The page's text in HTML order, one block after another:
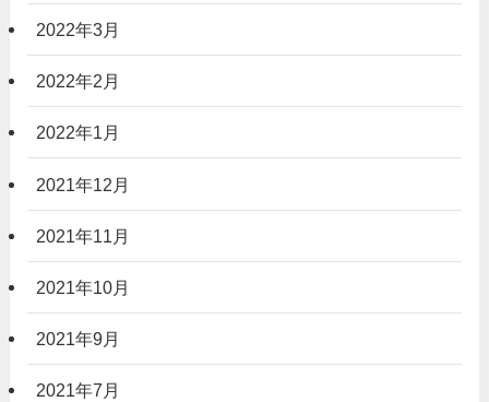
2022年3月
2022年2月
2022年1月
2021年12月
2021年11月
2021年10月
2021年9月
2021年7月